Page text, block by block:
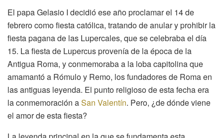
El papa Gelasio I decidió ese año proclamar el 14 de
febrero como fiesta católica, tratando de anular y prohibir la
fiesta pagana de las Lupercales, que se celebraba el día
15. La fiesta de Lupercus provenía de la época de la
Antigua Roma, y conmemoraba a la loba capitolina que
amamantó a Rómulo y Remo, los fundadores de Roma en
las antiguas leyenda. El punto religioso de esta fecha era
la conmemoración aSan Valentín. Pero, ¿de dónde viene
el amor de esta fiesta?